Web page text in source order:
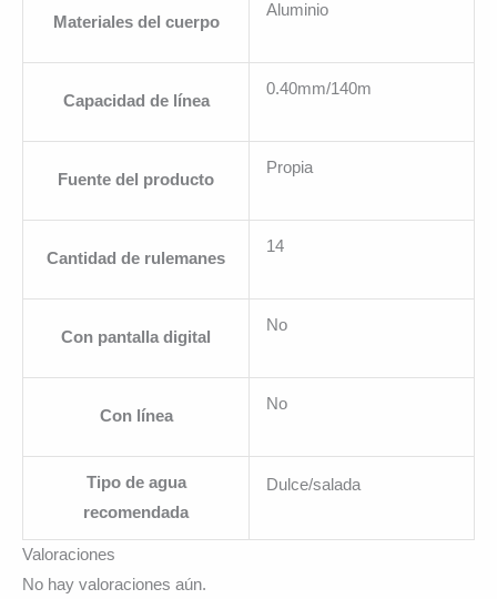
Materiales del cuerpo
Aluminio
Capacidad de línea
0.40mm/140m
Fuente del producto
Propia
Cantidad de rulemanes
14
Con pantalla digital
No
Con línea
No
Tipo de agua
recomendada
Dulce/salada
Valoraciones
No hay valoraciones aún.